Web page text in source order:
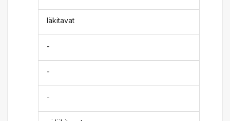
läkitavat
-
-
-